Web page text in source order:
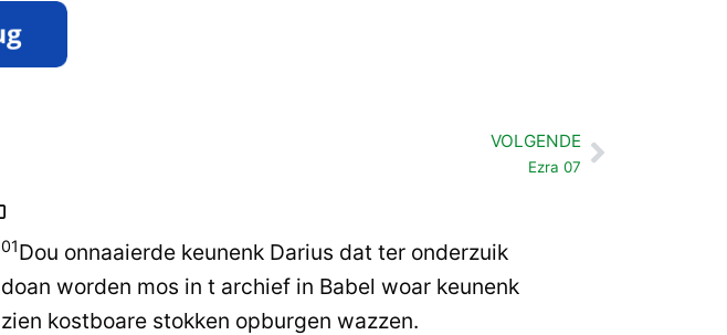
VOLGENDE
Ezra 07Volgende
01Dou onnaaierde keunenk Darius dat ter onderzuik
doan worden mos in t archief in Babel woar keunenk
zien kostboare stokken opburgen wazzen.